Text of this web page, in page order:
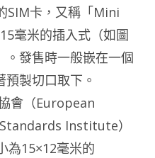
SIM卡，又稱「Mini
毫米的插入式（如圖
發售時一般嵌在一個
製切口取下。
會（European
Institute）
為15×12毫米的